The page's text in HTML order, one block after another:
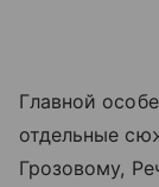
Главной
отдельные
Грозовому,